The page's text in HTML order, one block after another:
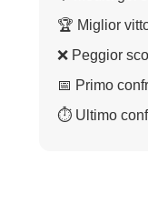
🏆 Miglior
❌ Peggior
📅 Primo
⏱ Ultimo